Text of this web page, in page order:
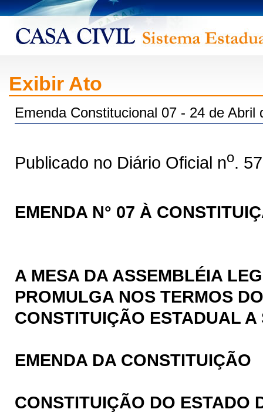
Exibir Ato
Emenda Constitucional 07 - 24 de Abril
Publicado no Diário Oficial no.
EMENDA N° 07 À
A MESA DA ASSEMBLÉIA
PROMULGA NOS TERMOS
CONSTITUIÇÃO ESTADUAL A
EMENDA DA CONSTITUIÇÃO
CONSTITUIÇÃO DO ESTADO